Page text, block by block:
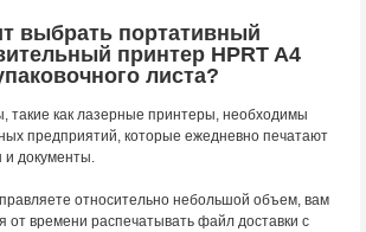
выбрать портативный
принтер HPRT A4
листа?
такие как лазерные принтеры, необходимы
предприятий, которые ежедневно печатают
документы.
относительно небольшой объем, вам
от времени распечатывать файл доставки с